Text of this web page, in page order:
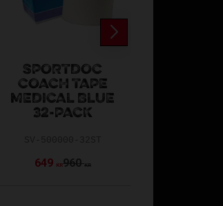
SPORTDOC
COACH TAPE
MEDICAL BLUE
32-PACK
649 KR960 KR